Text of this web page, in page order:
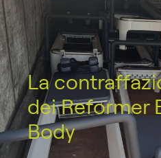
La
dei Reformer
Body